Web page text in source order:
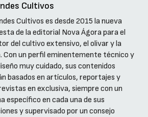
Cultivos
Cultivos es desde 2015 la nueva
de la editorial Nova Ágora para el
del cultivo extensivo, el olivar y la
Con un perfil eminentemente técnico y
muy cuidado, sus contenidos
basados en artículos, reportajes y
en exclusiva, siempre con un
específico en cada una de sus
y supervisado por un consejo